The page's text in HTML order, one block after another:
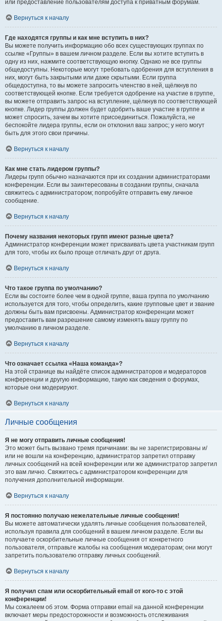
или предоставление пользователям доступа к приватным форумам.
Вернуться к началу
Где находятся группы и как мне вступить в них?
Вы можете получить информацию обо всех существующих группах по
ссылке «Группы» в вашем личном разделе. Если вы хотите вступить в
одну из них, нажмите соответствующую кнопку. Однако не все группы
общедоступны. Некоторые могут требовать одобрения для вступления в
них, могут быть закрытыми или даже скрытыми. Если группа
общедоступна, то вы можете запросить членство в ней, щёлкнув по
соответствующей кнопке. Если требуется одобрение на участие в группе,
вы можете отправить запрос на вступление, щёлкнув по соответствующей
кнопке. Лидер группы должен будет одобрить ваше участие в группе и
может спросить, зачем вы хотите присоединиться. Пожалуйста, не
беспокойте лидера группы, если он отклонил ваш запрос; у него могут
быть для этого свои причины.
Вернуться к началу
Как мне стать лидером группы?
Лидеры групп обычно назначаются при их создании администраторами
конференции. Если вы заинтересованы в создании группы, сначала
свяжитесь с администратором; попробуйте отправить ему личное
сообщение.
Вернуться к началу
Почему названия некоторых групп имеют разные цвета?
Администратор конференции может присваивать цвета участникам групп
для того, чтобы их было проще отличать друг от друга.
Вернуться к началу
Что такое группа по умолчанию?
Если вы состоите более чем в одной группе, ваша группа по умолчанию
используется для того, чтобы определить, какие групповые цвет и звание
должны быть вам присвоены. Администратор конференции может
предоставить вам разрешение самому изменять вашу группу по
умолчанию в личном разделе.
Вернуться к началу
Что означает ссылка «Наша команда»?
На этой странице вы найдёте список администраторов и модераторов
конференции и другую информацию, такую как сведения о форумах,
которые они модерируют.
Вернуться к началу
Личные сообщения
Я не могу отправить личные сообщения!
Это может быть вызвано тремя причинами: вы не зарегистрированы и/
или не вошли на конференцию, администратор запретил отправку
личных сообщений на всей конференции или же администратор запретил
это вам лично. Свяжитесь с администратором конференции для
получения дополнительной информации.
Вернуться к началу
Я постоянно получаю нежелательные личные сообщения!
Вы можете автоматически удалять личные сообщения пользователей,
используя правила для сообщений в вашем личном разделе. Если вы
получаете оскорбительные личные сообщения от конкретного
пользователя, отправьте жалобы на сообщения модераторам; они могут
запретить пользователю отправку личных сообщений.
Вернуться к началу
Я получил спам или оскорбительный email от кого-то с этой
конференции!
Мы сожалеем об этом. Форма отправки email на данной конференции
включает меры предосторожности и возможность отслеживания